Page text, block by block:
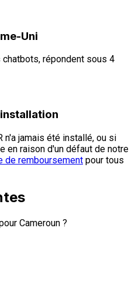
Uni
répondent sous 4
n'a jamais été installé, ou si
en raison d'un défaut de notre
de remboursement pour tous
Cameroun ?